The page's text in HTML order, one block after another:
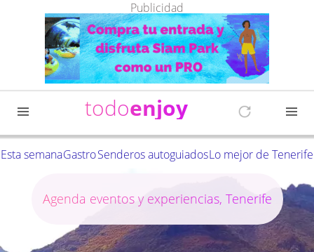
Publicidad
todoenjoy
Esta semanaGastroSenderos autoguiadosLo mejor de Tenerife
Agenda eventos y experiencias, Tenerife